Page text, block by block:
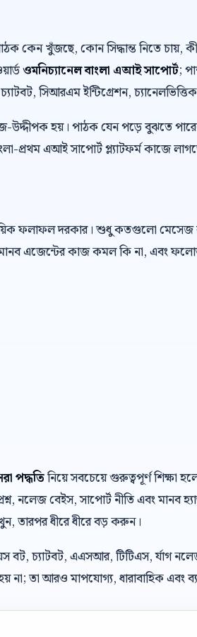
কেন খুঁজছে, কোন সিদ্ধান্ত নিতে
ওমনিচ্যানেল বাংলা এআই সাপোর্ট;
সিআরএম ইন্টিগ্রেশন,
উদ্দীপক হয়। পাঠক যেন পড়ে বুঝতে
প্রথম এআই সাপোর্ট প্ল্যাটফর্ম কাজে
ফলাফল দরকার। শুধু কতগুলো মেসেজ
এজেন্টের কাজ কমল কি না, এবং
পদ্ধতিনিয়ে সবচেয়ে গুরুত্বপূর্ণ শিক্ষা
নলেজ বেইস, সাপোর্ট নীতি এবং মানব
তারপর ধীরে ধীরে বড় করুন।
বট, চ্যাটবট, এএসআর, টিটিএস, র্যাগ
তা আরও মাপযোগ্য, ধারাবাহিক এবং